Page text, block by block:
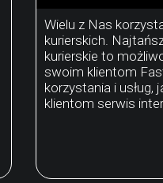
Wielu z Nas
kurierskich.
kurierskie to
swoim klientom
korzystania i usług,
klientom serwis